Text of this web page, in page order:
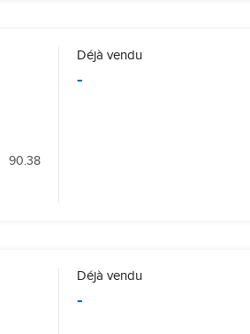
90.38
Déjà vendu
-
Déjà vendu
-